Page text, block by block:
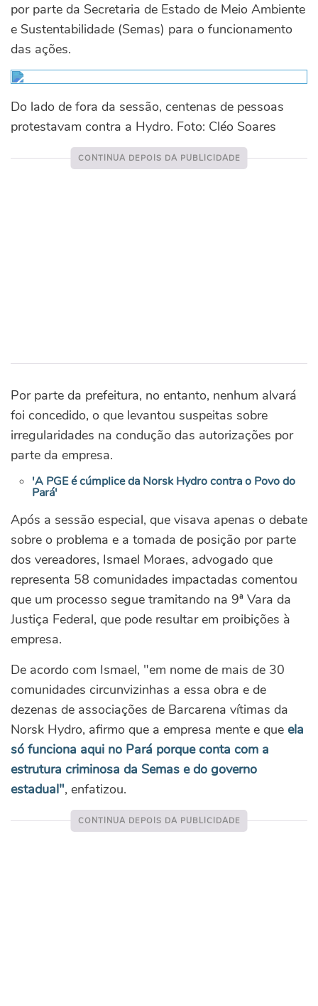
por parte da Secretaria de Estado de Meio Ambiente
e Sustentabilidade (Semas) para o funcionamento
das ações.
Do lado de fora da sessão, centenas de pessoas
protestavam contra a Hydro. Foto: Cléo Soares
Por parte da prefeitura, no entanto, nenhum alvará
foi concedido, o que levantou suspeitas sobre
irregularidades na condução das autorizações por
parte da empresa.
'A PGE é cúmplice da Norsk Hydro contra o Povo do
Pará'
Após a sessão especial, que visava apenas o debate
sobre o problema e a tomada de posição por parte
dos vereadores, Ismael Moraes, advogado que
representa 58 comunidades impactadas comentou
que um processo segue tramitando na 9ª Vara da
Justiça Federal, que pode resultar em proibições à
empresa.
De acordo com Ismael, "em nome de mais de 30
comunidades circunvizinhas a essa obra e de
dezenas de associações de Barcarena vítimas da
Norsk Hydro, afirmo que a empresa mente e que ela
só funciona aqui no Pará porque conta com a
estrutura criminosa da Semas e do governo
estadual", enfatizou.